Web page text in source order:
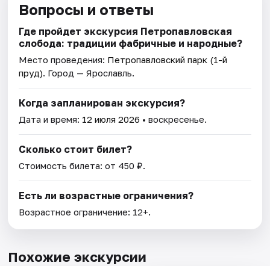
Вопросы и ответы
Где пройдет экскурсия Петропавловская
слобода: традиции фабричные и народные?
Место проведения: Петропавловский парк (1-й
пруд). Город — Ярославль.
Когда запланирован экскурсия?
Дата и время: 12 июля 2026 • воскресенье.
Сколько стоит билет?
Стоимость билета: от 450 ₽.
Есть ли возрастные ограничения?
Возрастное ограничение: 12+.
Похожие экскурсии